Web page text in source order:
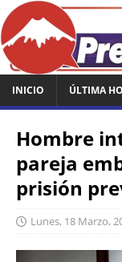
INICIO ÚLTIMA
Hombre
pareja
prisión
Lunes, 18 Marzo,